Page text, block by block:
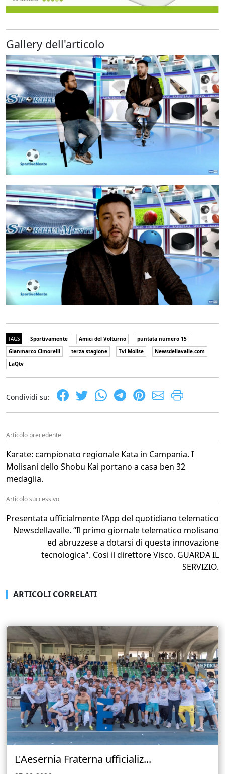
Gallery dell'articolo
TAGS Sportivamente Amici del Volturno
puntata numero 15
Gianmarco Cimorelli
terza stagione Tvi Molise
Newsdellavalle.com
LaQtv
Condividi su:
Articolo precedente
Karate: campionato regionale Kata in Campania. I
Molisani dello Shobu Kai portano a casa ben 32
medaglia.
Articolo successivo
Presentata ufficialmente l’App del quotidiano telematico
Newsdellavalle. “Il primo giornale telematico molisano
ed abruzzese a dotarsi di questa innovazione
tecnologica". Cosi il direttore Visco. GUARDA IL
SERVIZIO.
ARTICOLI CORRELATI
L'Aesernia Fraterna ufficializ...